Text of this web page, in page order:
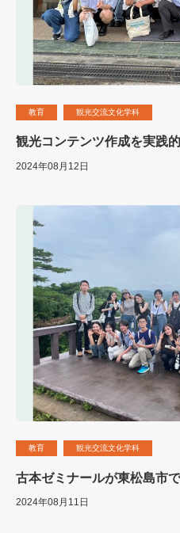
教育 観光交流文化学科
観光コンテンツ作成を実践
2024年08月12日
教育 観光交流文化学科
古本ゼミナールが東松島市
2024年08月11日